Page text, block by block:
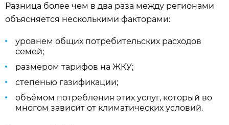
Разница более чем в два раза между регионами
объясняется несколькими факторами:
уровнем общих потребительских расходов
семей;
размером тарифов на ЖКУ;
степенью газификации;
объёмом потребления этих услуг, который во
многом зависит от климатических условий.